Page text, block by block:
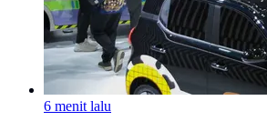
6 menit lalu